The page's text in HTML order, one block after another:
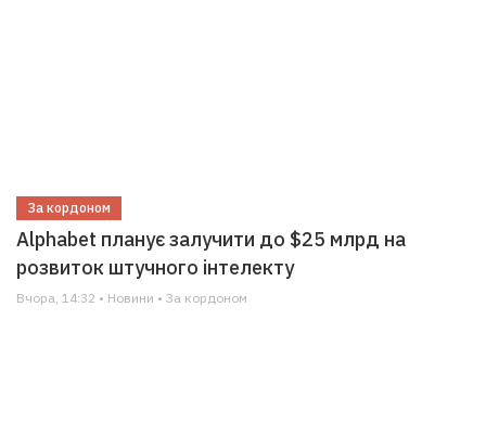
За кордоном
Alphabet планує залучити до $25 млрд на
розвиток штучного інтелекту
Вчора, 14:32 • Новини • За кордоном